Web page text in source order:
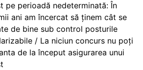
pe perioadă nedeterminată: În
ani am încercat să ținem cât se
de bine sub control posturile
/ La niciun concurs nu poți
de la început asigurarea unui